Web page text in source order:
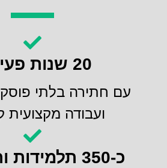
20 שנות פעילות
עם חתירה בלתי
ועבודה מקצועית
כ-350 תלמידות ותלמידים